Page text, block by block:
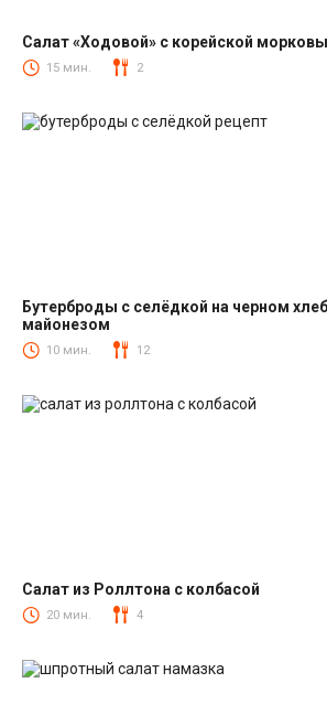
Салаты с корейской морковкой
Салат «Ходовой» с корейской
15 мин. 2
Закуски
Бутерброды с селёдкой на черном
майонезом
10 мин. 12
Салаты с колбасой
Салат из Роллтона с колбасой
20 мин. 4